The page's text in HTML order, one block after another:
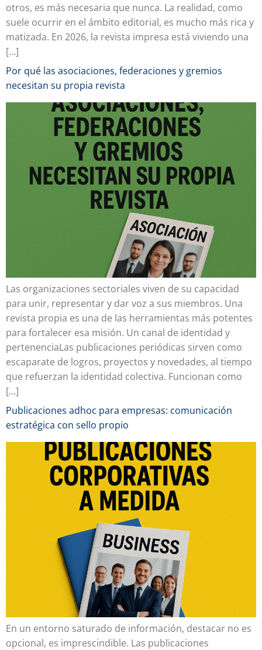
otros, es más necesaria que nunca. La realidad, como
suele ocurrir en el ámbito editorial, es mucho más rica y
matizada. En 2026, la revista impresa está viviendo una
[…]
Por qué las asociaciones, federaciones y gremios
necesitan su propia revista
Las organizaciones sectoriales viven de su capacidad
para unir, representar y dar voz a sus miembros. Una
revista propia es una de las herramientas más potentes
para fortalecer esa misión. Un canal de identidad y
pertenenciaLas publicaciones periódicas sirven como
escaparate de logros, proyectos y novedades, al tiempo
que refuerzan la identidad colectiva. Funcionan como
[…]
Publicaciones adhoc para empresas: comunicación
estratégica con sello propio
En un entorno saturado de información, destacar no es
opcional, es imprescindible. Las publicaciones